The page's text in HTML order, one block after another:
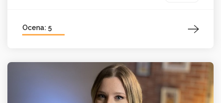
Ocena: 5